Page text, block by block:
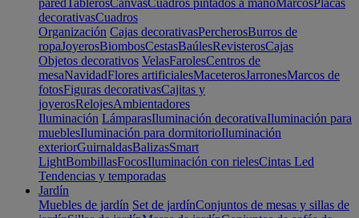
paredTablerosCanvasCuadros pintados a manoMarcosPlacas
decorativasCuadros
Organización Cajas decorativasPercherosBurros de
ropaJoyerosBiombosCestasBaúlesRevisterosCajas
Objetos decorativos VelasFarolesCentros de
mesaNavidadFlores artificialesMaceterosJarronesMarcos de
fotosFiguras decorativasCajitas y
joyerosRelojesAmbientadores
Iluminación LámparasIluminación decorativaIluminación para
mueblesIluminación para dormitorioIluminación
exteriorGuirnaldasBalizasSmart
LightBombillasFocosIluminación con rielesCintas Led
Tendencias y temporadas
Jardín
Muebles de jardín Set de jardínConjuntos de mesas y sillas de